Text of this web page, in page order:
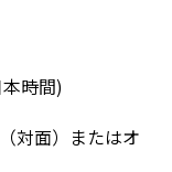
時間)
対面）またはオ